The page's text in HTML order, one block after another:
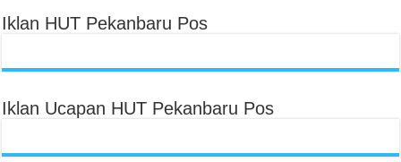
Iklan HUT Pekanbaru Pos
Iklan Ucapan HUT Pekanbaru Pos